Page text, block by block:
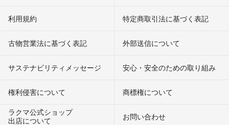
利用規約 特定商取引法に基づく表記
古物営業法に基づく表記 外部送信について
サステナビリティメッセージ 安心・安全のための取り組み
権利侵害について
商標権について
ラクマ公式ショップ
出店について
お問い合わせ